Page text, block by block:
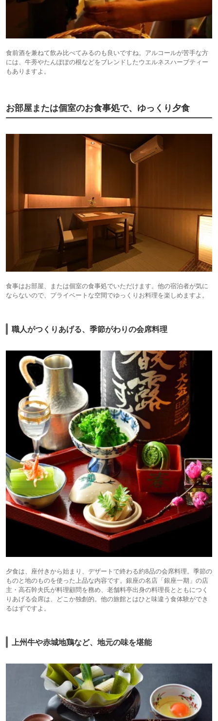
食前酒を兼ねて飲み比べてみるのも良いですね。アルコールが苦手な方
には、牛蒡やたんぽぽの根などをブレンドしたウエルネスハーブティー
もありますよ。
お部屋または個室のお食事処で、ゆっくり夕食
食事はお部屋、または個室の食事処でいただけます。他の宿泊者が気に
ならないので、プライベートな空間でゆっくりお料理を楽しめますよ。
職人がつくりあげる、季節がわりの会席料理
夕食は、座付きから始まり、デザートで終わる約8品の会席料理。季節の
ものと地のものを使った上品な内容です。銀座の名店「銀座一期」の店
主・高石幹夫氏が料理顧問を務め、老舗料亭出身の料理長とともにつく
りあげる会席は、どこか独創的。他の旅館とはひと味違う食体験ができ
るはずですよ。
上州牛や赤城地鶏など、地元の味を堪能